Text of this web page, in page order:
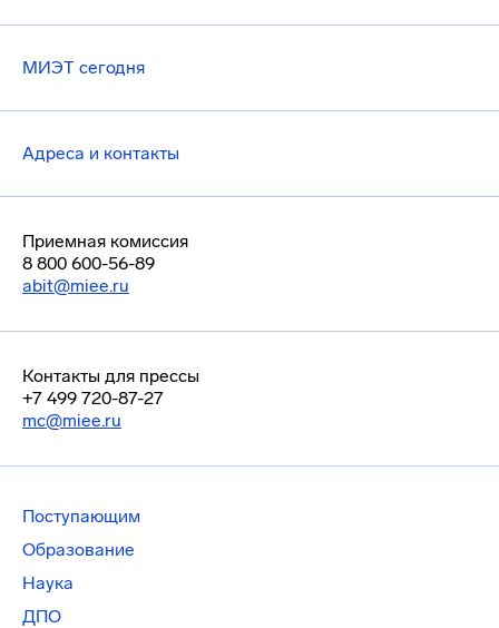
МИЭТ сегодня
Адреса и контакты
Приемная комиссия
8 800 600-56-89
abit@miee.ru
Контакты для прессы
+7 499 720-87-27
mc@miee.ru
Поступающим
Образование
Наука
ДПО